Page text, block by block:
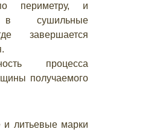
периметру, и
сушильные
завершается
процесса
получаемого
и литьевые марки